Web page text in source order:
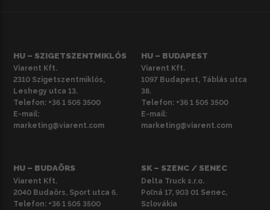
HU – SZIGETSZENTMIKLÓS
Viarent Kft.
2310 Szigetszentmiklós,
Leshegy utca 13.
Telefon: +36 1 505 3500
E-mail:
marketing@viarent.com
HU – BUDAPEST
Viarent Kft.
1097 Budapest, Táblás utca
38.
Telefon: +36 1 505 3500
E-mail:
marketing@viarent.com
HU – BUDAÖRS
Viarent Kft.
2040 Budaörs, Sport utca 6.
Telefon: +36 1 505 3500
SK – SZENC / SENEC
Delta Truck s.r.o.
Poľná 17, 903 01 Senec,
Szlovákia